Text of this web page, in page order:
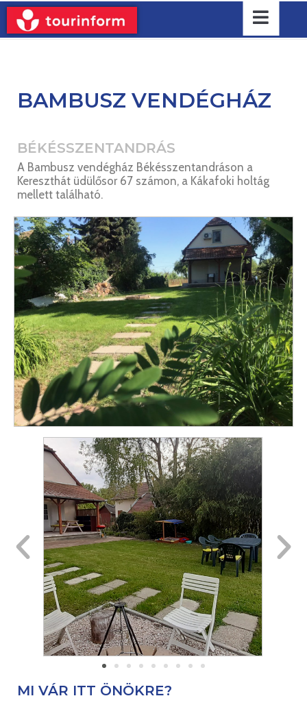
BAMBUSZ VENDÉGHÁZ
BÉKÉSSZENTANDRÁS
A Bambusz vendégház Békésszentandráson a
Kereszthát üdülősor 67 számon, a Kákafoki holtág
mellett található.
MI VÁR ITT ÖNÖKRE?